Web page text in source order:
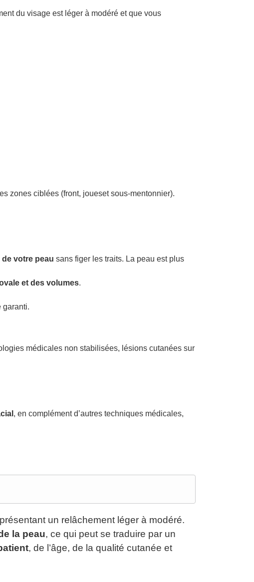
du visage est léger à modéré et que vous
zones ciblées (front, joueset sous-mentonnier).
votre peau sans figer les traits. La peau est plus
et des volumes.
garanti.
médicales non stabilisées, lésions cutanées sur
, en complément d’autres techniques médicales,
un relâchement léger à modéré.
la peau, ce qui peut se traduire par un
, de l’âge, de la qualité cutanée et